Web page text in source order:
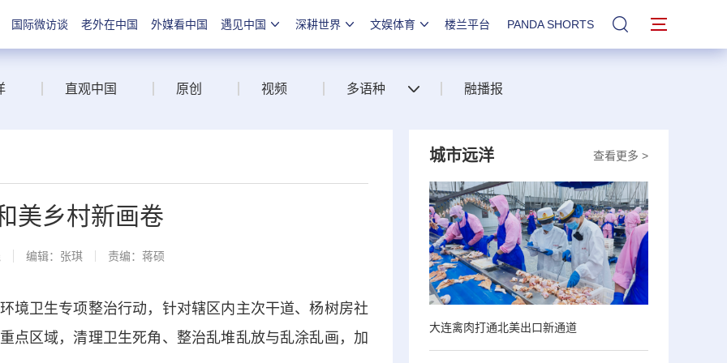
国际微访谈 老外在中国 外媒看中国 遇见中国 深耕世界 文娱体育 楼兰平台 PANDA SHORTS 站内搜索
直观中国 原创 视频 多语种 融播报
美乡村新画卷
编辑：张琪 责编：蒋硕
卫生专项整治行动，针对辖区内主次干道、杨树房社
点区域，清理卫生死角、整治乱堆乱放与乱涂乱画，加
查看更多 >
城市远洋
大连禽肉打通北美出口新通道